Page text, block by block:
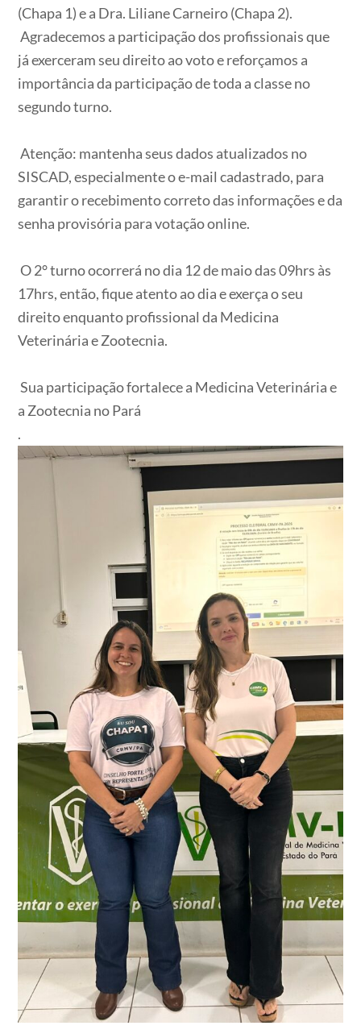
(Chapa 1) e a Dra. Liliane Carneiro (Chapa 2).
Agradecemos a participação dos profissionais que
já exerceram seu direito ao voto e reforçamos a
importância da participação de toda a classe no
segundo turno.
Atenção: mantenha seus dados atualizados no
SISCAD, especialmente o e-mail cadastrado, para
garantir o recebimento correto das informações e da
senha provisória para votação online.
O 2° turno ocorrerá no dia 12 de maio das 09hrs às
17hrs, então, fique atento ao dia e exerça o seu
direito enquanto profissional da Medicina
Veterinária e Zootecnia.
Sua participação fortalece a Medicina Veterinária e
a Zootecnia no Pará
.